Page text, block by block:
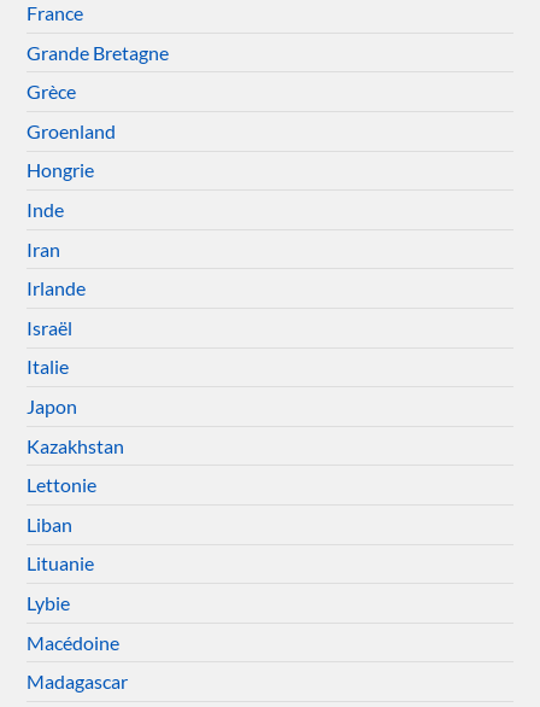
France
Grande Bretagne
Grèce
Groenland
Hongrie
Inde
Iran
Irlande
Israël
Italie
Japon
Kazakhstan
Lettonie
Liban
Lituanie
Lybie
Macédoine
Madagascar